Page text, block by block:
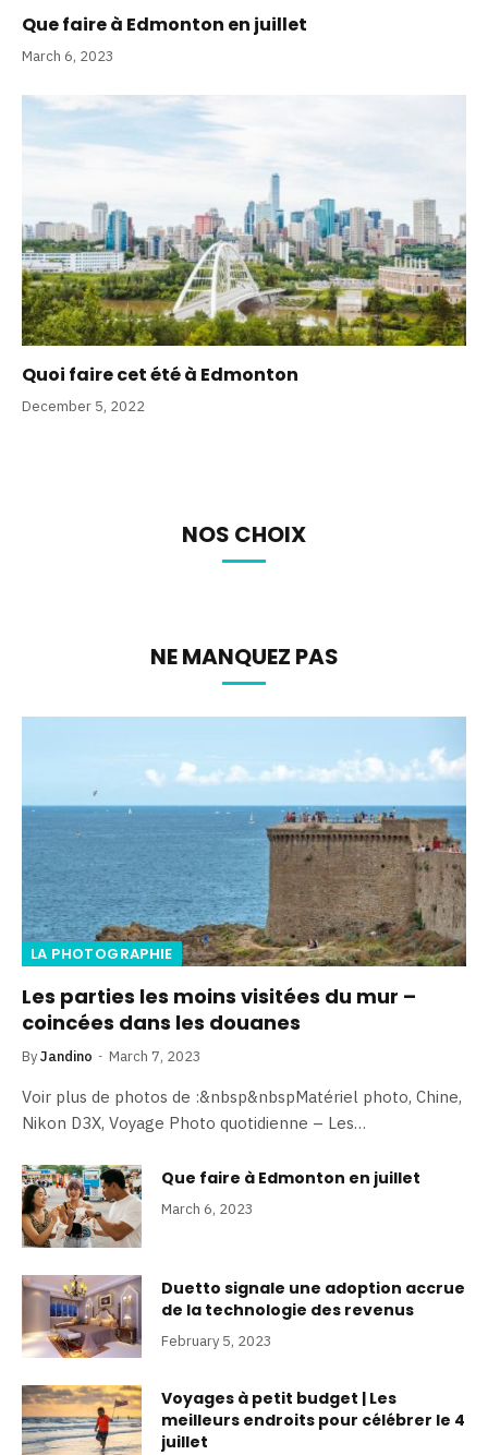
Que faire à Edmonton en juillet
March 6, 2023
Quoi faire cet été à Edmonton
December 5, 2022
NOS CHOIX
NE MANQUEZ PAS
LA PHOTOGRAPHIE
Les parties les moins visitées du mur –
coincées dans les douanes
ByJandino March 7, 2023
Voir plus de photos de :&nbsp&nbspMatériel photo, Chine,
Nikon D3X, Voyage Photo quotidienne – Les…
Que faire à Edmonton en juillet
March 6, 2023
Duetto signale une adoption accrue
de la technologie des revenus
February 5, 2023
Voyages à petit budget | Les
meilleurs endroits pour célébrer le 4
juillet